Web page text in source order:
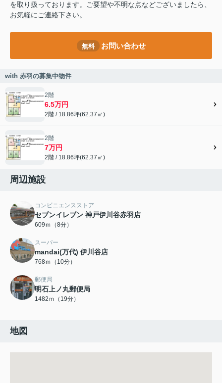
を取り扱っております。ご要望や不明な点などございましたら、
お気軽にご連絡下さい。
無料 お問い合わせ
with 赤羽の募集中物件
2階
6.5万円
2階 / 18.86坪(62.37㎡)
2階
7万円
2階 / 18.86坪(62.37㎡)
周辺施設
コンビニエンスストア
セブンイレブン 神戸伊川谷赤羽店
609ｍ（8分）
スーパー
mandai(万代) 伊川谷店
768ｍ（10分）
郵便局
明石上ノ丸郵便局
1482ｍ（19分）
地図